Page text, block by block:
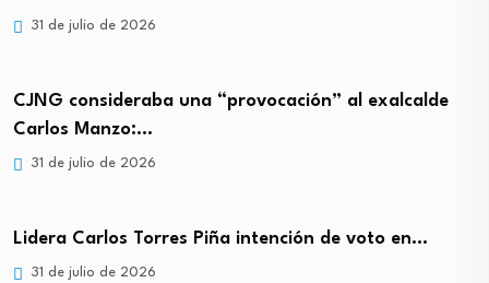
31 de julio de 2026
CJNG consideraba una “provocación” al exalcalde
Carlos Manzo:…
31 de julio de 2026
Lidera Carlos Torres Piña intención de voto en…
31 de julio de 2026